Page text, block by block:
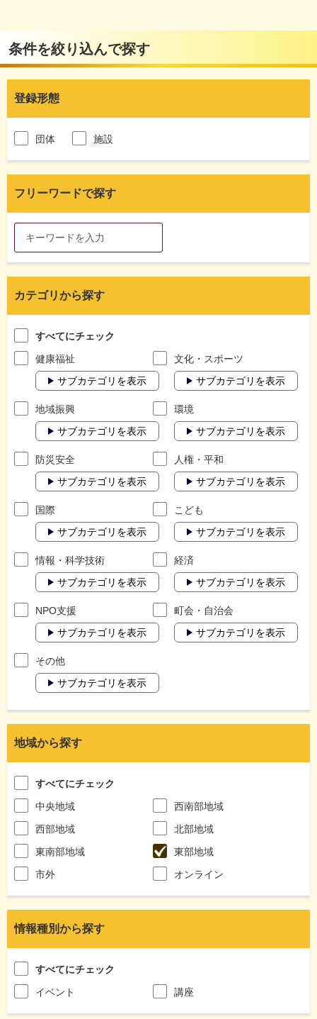
条件を絞り込んで探す
登録形態
団体 施設
フリーワードで探す
カテゴリから探す
すべてにチェック
健康福祉
サブカテゴリを表示
文化・スポーツ
サブカテゴリを表示
地域振興
サブカテゴリを表示
環境
サブカテゴリを表示
防災安全
サブカテゴリを表示
人権・平和
サブカテゴリを表示
国際
サブカテゴリを表示
こども
サブカテゴリを表示
情報・科学技術
サブカテゴリを表示
経済
サブカテゴリを表示
NPO支援
サブカテゴリを表示
町会・自治会
サブカテゴリを表示
その他
サブカテゴリを表示
地域から探す
すべてにチェック
中央地域
西南部地域
西部地域
北部地域
東南部地域
東部地域
市外
オンライン
情報種別から探す
すべてにチェック
イベント
講座